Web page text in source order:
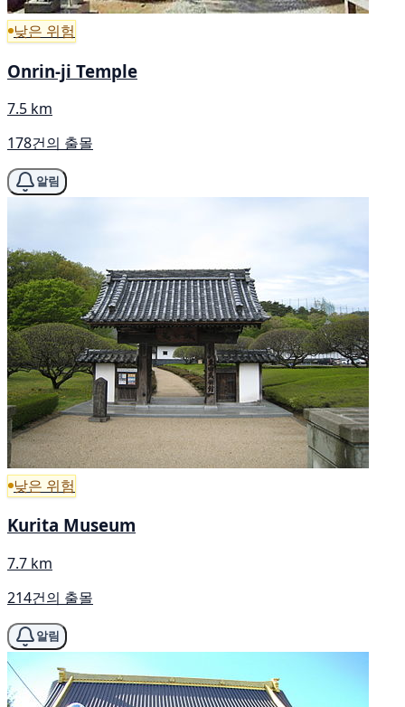
낮은 위험
Onrin-ji Temple
7.5 km
178건의 출몰
알림
낮은 위험
Kurita Museum
7.7 km
214건의 출몰
알림